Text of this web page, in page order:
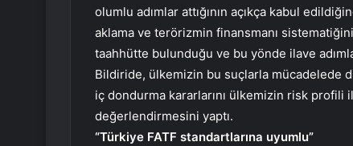
olumlu adımlar attığının açıkça kabul
aklama ve terörizmin finansmanı
taahhütte bulunduğu ve bu yönde ilave
Bildiride, ülkemizin bu suçlarla mücadelede
iç dondurma kararlarını ülkemizin risk profili
değerlendirmesini yaptı.
“Türkiye FATF standartlarına uyumlu”